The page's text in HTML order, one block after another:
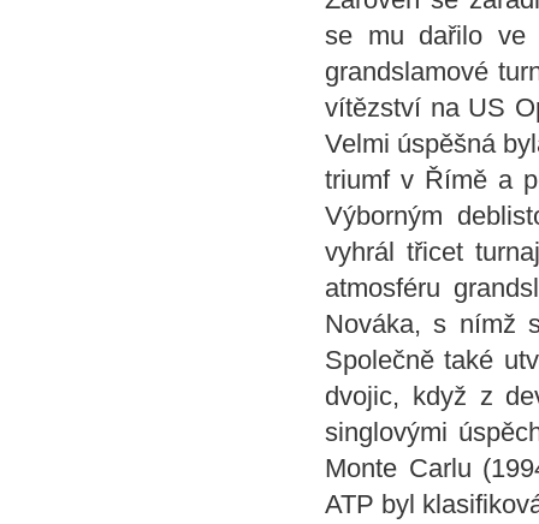
se mu dařilo ve
grandslamové
vítězství na US
Velmi úspěšná
triumf v Římě a
Výborným
vyhrál třicet
atmosféru
Nováka, s nímž
Společně také
dvojic, když z
singlovými
Monte Carlu
ATP byl